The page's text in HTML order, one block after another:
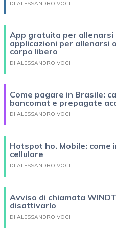
DI ALESSANDRO VOCI
App gratuita per allenarsi
applicazioni per allenarsi
corpo libero
DI ALESSANDRO VOCI
Come pagare in Brasile:
bancomat e prepagate
DI ALESSANDRO VOCI
Hotspot ho. Mobile: come
cellulare
DI ALESSANDRO VOCI
Avviso di chiamata
disattivarlo
DI ALESSANDRO VOCI